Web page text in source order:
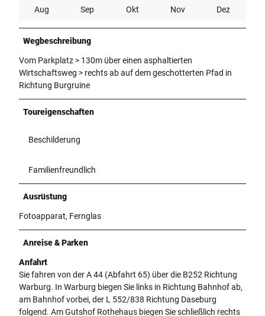
Aug Sep Okt Nov Dez
Wegbeschreibung
Vom Parkplatz > 130m über einen asphaltierten
Wirtschaftsweg > rechts ab auf dem geschotterten Pfad in
Richtung Burgruine
Toureigenschaften
Beschilderung
Familienfreundlich
Ausrüstung
Fotoapparat, Fernglas
Anreise & Parken
Anfahrt
Sie fahren von der A 44 (Abfahrt 65) über die B252 Richtung
Warburg. In Warburg biegen Sie links in Richtung Bahnhof ab,
am Bahnhof vorbei, der L 552/838 Richtung Daseburg
folgend. Am Gutshof Rothehaus biegen Sie schließlich rechts